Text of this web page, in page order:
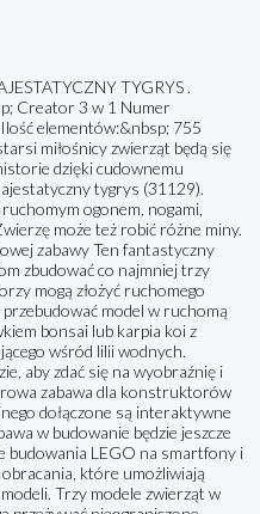
TYGRYS .
Creator 3 w 1 Numer
elementów:&nbsp; 755
miłośnicy zwierząt będą się
dzięki cudownemu
tygrys (31129).
ogonem, nogami,
może też robić różne miny.
zabawy Ten fantastyczny
zbudować co najmniej trzy
mogą złożyć ruchomego
model w ruchomą
bonsai lub karpia koi z
wśród lilii wodnych.
aby zdać się na wyobraźnię i
zabawa dla konstruktorów
dołączone są interaktywne
w budowanie będzie jeszcze
budowania LEGO na smartfony i
które umożliwiają
Trzy modele zwierząt w